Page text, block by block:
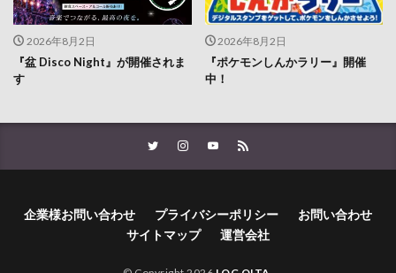
2026年8月2日
『盆 Disco Night』が開催されま
す
2026年8月2日
『ポケモンしんかラリー』開催
中！
企業様お問い合わせ プライバシーポリシー
お問い合わせ
サイトマップ
運営会社